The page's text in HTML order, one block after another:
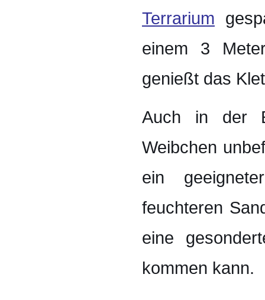
Terrarium
einem 3
genießt das
Auch in der
Weibchen
ein
feuchteren
eine
kommen kann.